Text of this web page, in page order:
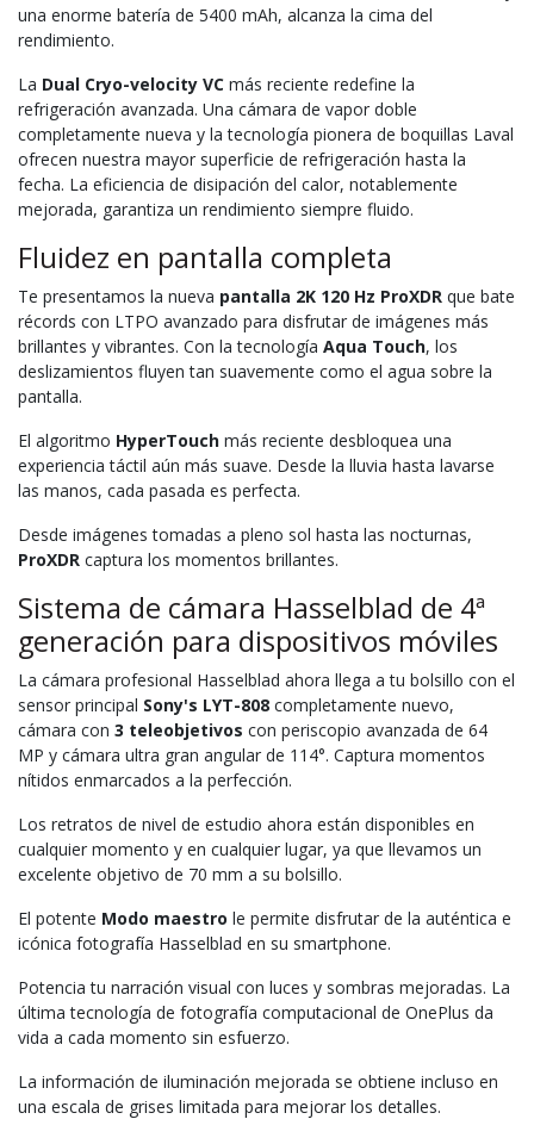
una enorme batería de 5400 mAh, alcanza la cima del
rendimiento.
La Dual Cryo-velocity VC más reciente redefine la
refrigeración avanzada. Una cámara de vapor doble
completamente nueva y la tecnología pionera de boquillas Laval
ofrecen nuestra mayor superficie de refrigeración hasta la
fecha. La eficiencia de disipación del calor, notablemente
mejorada, garantiza un rendimiento siempre fluido.
Fluidez en pantalla completa
Te presentamos la nueva pantalla 2K 120 Hz ProXDR que bate
récords con LTPO avanzado para disfrutar de imágenes más
brillantes y vibrantes. Con la tecnología Aqua Touch, los
deslizamientos fluyen tan suavemente como el agua sobre la
pantalla.
El algoritmo HyperTouch más reciente desbloquea una
experiencia táctil aún más suave. Desde la lluvia hasta lavarse
las manos, cada pasada es perfecta.
Desde imágenes tomadas a pleno sol hasta las nocturnas,
ProXDR captura los momentos brillantes.
Sistema de cámara Hasselblad de 4ª
generación para dispositivos móviles
La cámara profesional Hasselblad ahora llega a tu bolsillo con el
sensor principal Sony's LYT-808 completamente nuevo,
cámara con 3 teleobjetivos con periscopio avanzada de 64
MP y cámara ultra gran angular de 114°. Captura momentos
nítidos enmarcados a la perfección.
Los retratos de nivel de estudio ahora están disponibles en
cualquier momento y en cualquier lugar, ya que llevamos un
excelente objetivo de 70 mm a su bolsillo.
El potente Modo maestro le permite disfrutar de la auténtica e
icónica fotografía Hasselblad en su smartphone.
Potencia tu narración visual con luces y sombras mejoradas. La
última tecnología de fotografía computacional de OnePlus da
vida a cada momento sin esfuerzo.
La información de iluminación mejorada se obtiene incluso en
una escala de grises limitada para mejorar los detalles.